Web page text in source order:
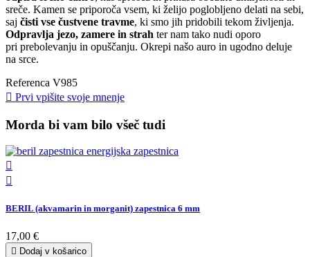
sreče. Kamen se priporoča vsem, ki želijo poglobljeno delati na sebi,
saj čisti vse čustvene travme, ki smo jih pridobili tekom življenja.
Odpravlja jezo, zamere in strah ter nam tako nudi oporo
pri prebolevanju in opuščanju. Okrepi našo auro in ugodno deluje
na srce.
Referenca V985
 Prvi vpišite svoje mnenje
Morda bi vam bilo všeč tudi


BERIL (akvamarin in morganit) zapestnica 6 mm
17,00 €
 Dodaj v košarico